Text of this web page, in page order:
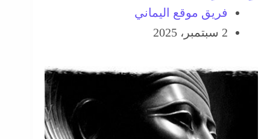
فريق موقع اليماني
2 سبتمبر، 2025